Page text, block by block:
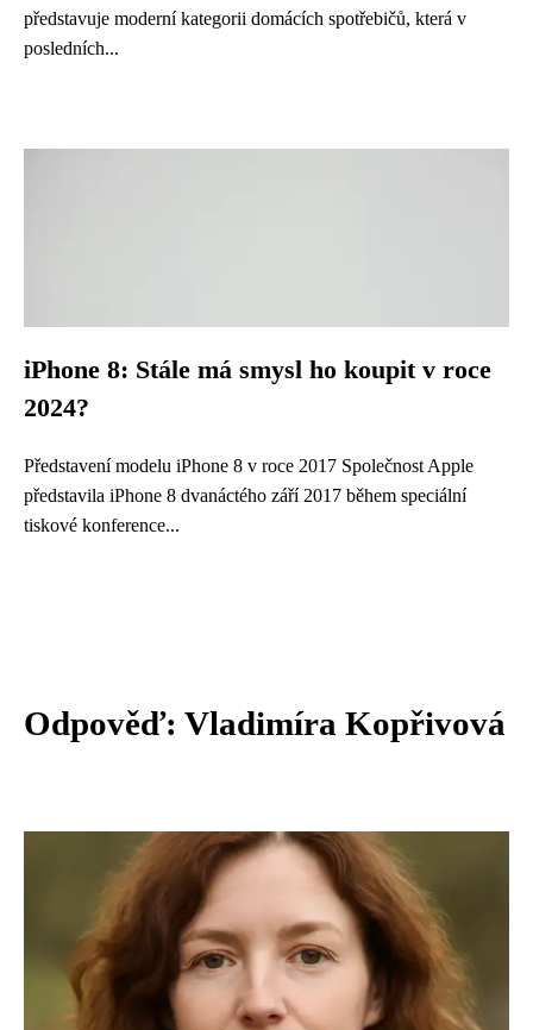
představuje moderní kategorii domácích spotřebičů, která v
posledních...
iPhone 8: Stále má smysl ho koupit v roce
2024?
Představení modelu iPhone 8 v roce 2017 Společnost Apple
představila iPhone 8 dvanáctého září 2017 během speciální
tiskové konference...
Odpověď: Vladimíra Kopřivová